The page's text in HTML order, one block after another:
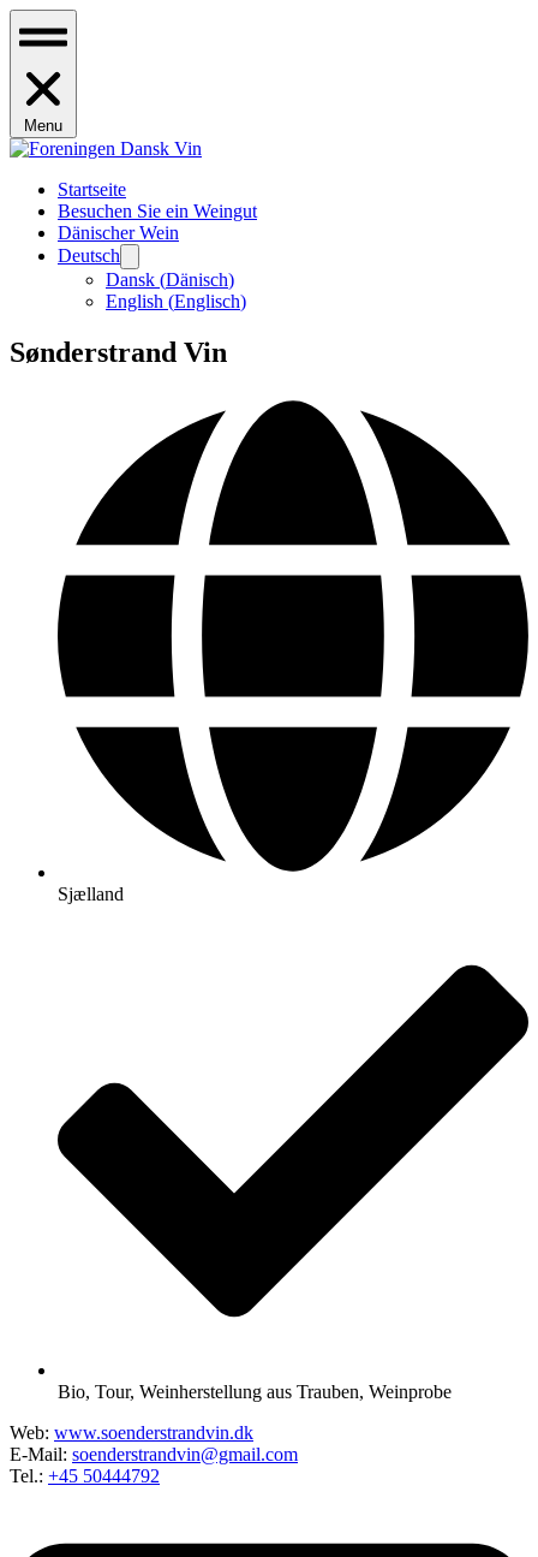
Menu
Startseite
Besuchen Sie ein Weingut
Dänischer Wein
Deutsch
Dansk (Dänisch)
English (Englisch)
Sønderstrand Vin
Sjælland
Bio, Tour, Weinherstellung aus Trauben, Weinprobe
Web: www.soenderstrandvin.dk
E-Mail: soenderstrandvin@gmail.com
Tel.: +45 50444792